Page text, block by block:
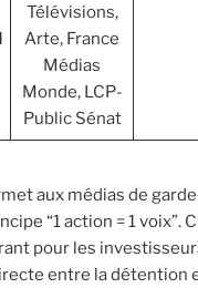
Télévisions,
Arte, France
Médias
Monde, LCP-
Public Sénat
aux médias de
“1 action = 1 voix”.
pour les
entre la détention